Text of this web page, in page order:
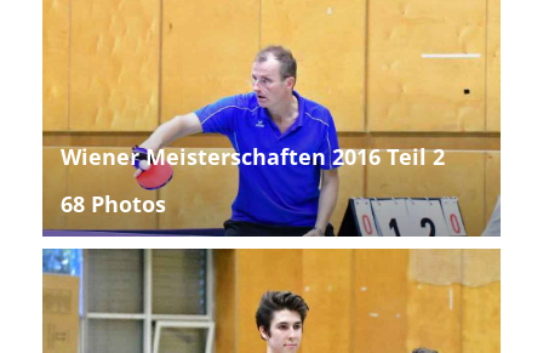
Wiener Meisterschaften 2016 Teil 2
68 Photos